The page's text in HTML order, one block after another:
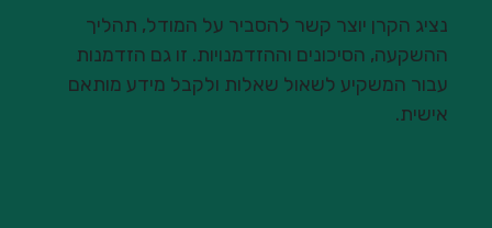
נציג הקרן יוצר קשר להסביר על המודל, תהליך
ההשקעה, הסיכונים וההזדמנויות. זו גם הזדמנות
עבור המשקיע לשאול שאלות ולקבל מידע מותאם
אישית.